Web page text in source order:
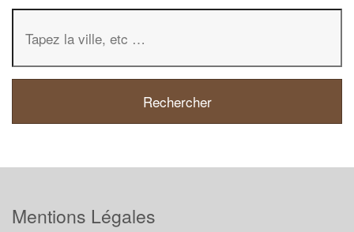
Mentions Légales